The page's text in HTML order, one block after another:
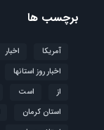
برچسب ها
آمریکا اخبار
اخبار روز استانها
از
است
استان کرمان